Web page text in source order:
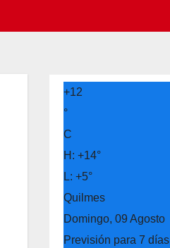
+12
°
C
H: +14°
L: +5°
Quilmes
Domingo, 09 Agosto
Previsión para 7 días